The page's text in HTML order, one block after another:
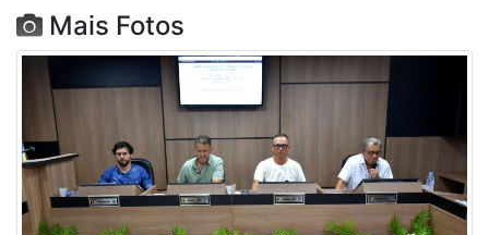
Mais Fotos